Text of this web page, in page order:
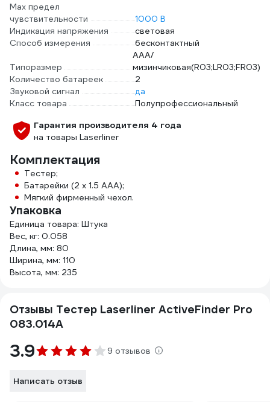
Max предел
чувствительности
1000 В
Индикация напряжения
световая
Способ измерения
бесконтактный
Типоразмер
AAA/
мизинчиковая(R03;LR03;FR03)
Количество батареек
2
Звуковой сигнал
да
Класс товара
Полупрофессиональный
Гарантия производителя 4 года
на товары Laserliner
Комплектация
Тестер;
Батарейки (2 x 1.5 AAA);
Мягкий фирменный чехол.
Упаковка
Единица товара: Штука
Вес, кг: 0.058
Длина, мм: 80
Ширина, мм: 110
Высота, мм: 235
Отзывы Тестер Laserliner ActiveFinder Pro
083.014A
3.9 9 отзывов
Написать отзыв